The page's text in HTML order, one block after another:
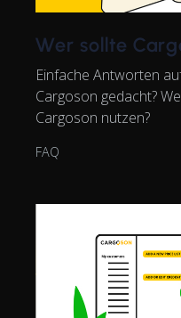
Wer sollte
Einfache Antworten
Cargoson gedacht?
Cargoson nutzen?
FAQ